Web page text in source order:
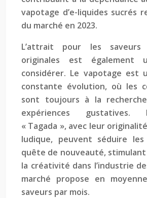
vapotage d’e-liquides sucrés
du marché en 2023.
L’attrait pour les
originales est également
considérer. Le vapotage est
constante évolution, où les
sont toujours à la
expériences gustatives.
« Tagada », avec leur
ludique, peuvent séduire
quête de nouveauté,
la créativité dans l’industrie
marché propose en
saveurs par mois.